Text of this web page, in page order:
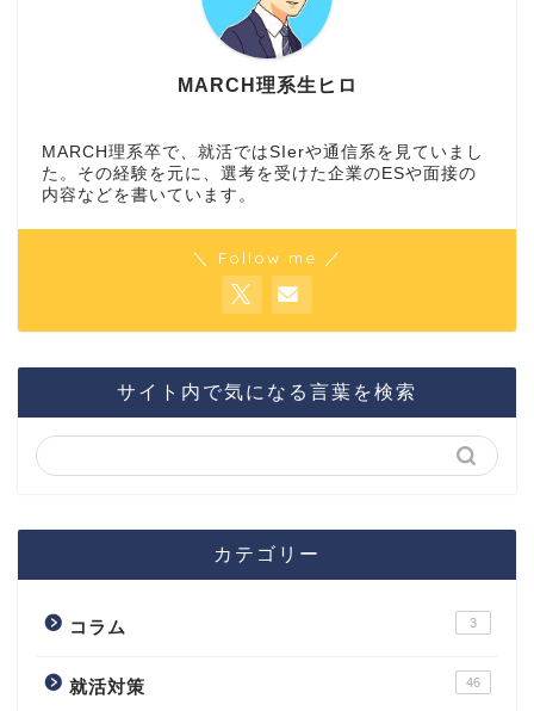
MARCH理系生ヒロ
MARCH理系卒で、就活ではSIerや通信系を見ていまし
た。その経験を元に、選考を受けた企業のESや面接の
内容などを書いています。
＼ Follow me ／
サイト内で気になる言葉を検索
カテゴリー
コラム 3
就活対策 46